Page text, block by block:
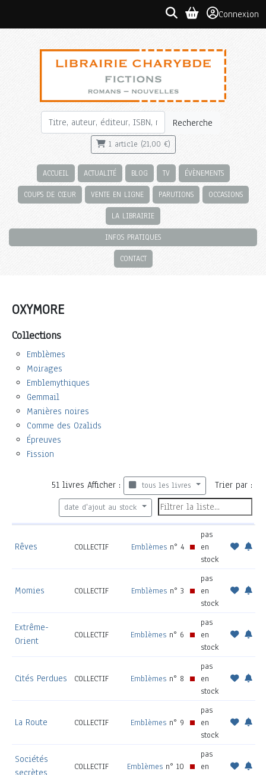
Connexion
Recherche
1 article (21,00 €)
ACCUEIL ACTUALITÉ BLOG TV ÉVÈNEMENTS
COUPS DE CŒUR VENTE EN LIGNE PARUTIONS OCCASIONS
LA LIBRAIRIE
INFOS PRATIQUES
CONTACT
OXYMORE
Collections
Emblèmes
Moirages
Emblemythiques
Gemmail
Manières noires
Comme des Ozalids
Épreuves
Fission
51 livresAfficher : tous les livres Trier par :
date d'ajout au stock
Rêves COLLECTIF Emblèmes n° 4
pas
en
stock
Momies COLLECTIF Emblèmes n° 3
pas
en
stock
Extrême-
Orient
COLLECTIF Emblèmes n° 6
pas
en
stock
Cités Perdues COLLECTIF Emblèmes n° 8
pas
en
stock
La Route COLLECTIF Emblèmes n° 9
pas
en
stock
Sociétés
secrètes
COLLECTIF Emblèmes n° 10
pas
en